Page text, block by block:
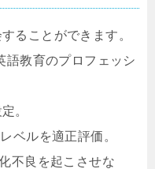
ることができます。
語教育のプロフェッシ
。
ベルを適正評価。
不良を起こさせな